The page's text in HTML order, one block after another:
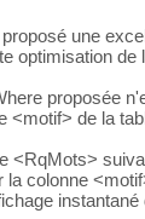
-
1
0 To mx
(s
une
optimisation de
proposée
<motif> de la
<RqMots>
la colonne